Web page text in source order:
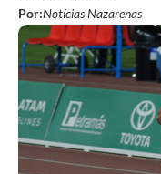
Por:Notícias Nazarenas